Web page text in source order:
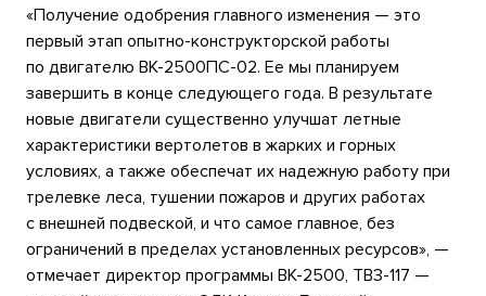
«Получение одобрения главного изменения — это
первый этап опытно-конструкторской работы
по двигателю ВК-2500ПС-02. Ее мы планируем
завершить в конце следующего года. В результате
новые двигатели существенно улучшат летные
характеристики вертолетов в жарких и горных
условиях, а также обеспечат их надежную работу при
трелевке леса, тушении пожаров и других работах
с внешней подвеской, и что самое главное, без
ограничений в пределах установленных ресурсов», —
отмечает директор программы ВК-2500, ТВ3-117 —